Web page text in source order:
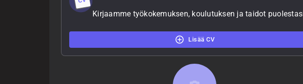
Kirjaamme työkokemuksen, koulutuksen ja taidot
Lisää CV